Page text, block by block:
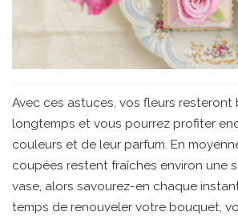
Avec ces astuces, vos fleurs resteront
longtemps et vous pourrez profiter
couleurs et de leur parfum. En
coupées restent fraîches environ une
vase, alors savourez-en chaque
temps de renouveler votre bouquet,